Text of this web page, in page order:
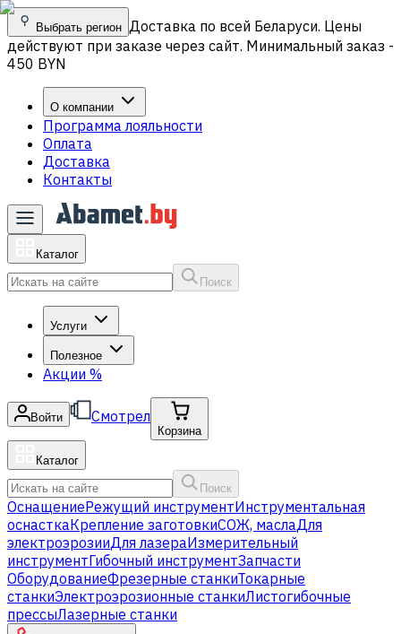
Выбрать регион Доставка по всей Беларуси. Цены
действуют при заказе через сайт. Минимальный заказ -
450 BYN
О компании
Программа лояльности
Оплата
Доставка
Контакты
Каталог
Поиск
Услуги
Полезное
Акции %
Войти Смотрел
Корзина
Каталог
Поиск
ОснащениеРежущий инструментИнструментальная
оснасткаКрепление заготовкиСОЖ, маслаДля
электроэрозииДля лазераИзмерительный
инструментГибочный инструментЗапчасти
ОборудованиеФрезерные станкиТокарные
станкиЭлектроэрозионные станкиЛистогибочные
прессыЛазерные станки